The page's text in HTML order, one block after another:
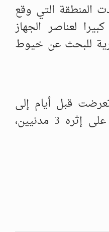
المنطقة التي وقع
لعناصر الجهاز
للبحث عن خيوط
قبل أيام إلى
قصف صاروخي قضى على إثره 3 مدنيين،